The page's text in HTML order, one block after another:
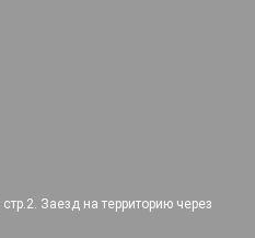
Заезд на территорию через